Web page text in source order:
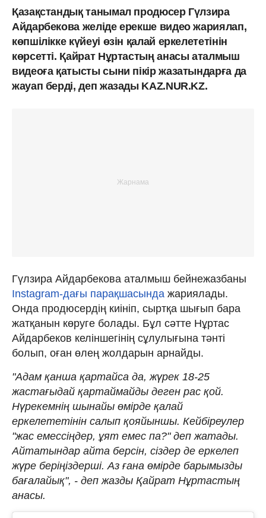
Қазақстандық танымал продюсер Гүлзира
Айдарбекова желіде ерекше видео жариялап,
көпшілікке күйеуі өзін қалай еркелететінін
көрсетті. Қайрат Нұртастың анасы аталмыш
видеоға қатысты сыни пікір жазатындарға да
жауап берді, деп жазады KAZ.NUR.KZ.
Гүлзира Айдарбекова аталмыш бейнежазбаны
Instagram-дағы парақшасында жариялады.
Онда продюсердің киініп, сыртқа шығып бара
жатқанын көруге болады. Бұл сәтте Нұртас
Айдарбеков келіншегінің сұлулығына тәнті
болып, оған өлең жолдарын арнайды.
"Адам қанша қартайса да, жүрек 18-25
жастағыдай қартаймайды деген рас қой.
Нүрекемнің шынайы өмірде қалай
еркелететінін салып қояйыншы. Кейбіреулер
"жас емессіңдер, ұят емес па?" деп жатады.
Айтатындар айта берсін, сіздер де еркелеп
жүре беріңіздерші. Аз ғана өмірде барымызды
бағалайық", - деп жазды Қайрат Нұртастың
анасы.